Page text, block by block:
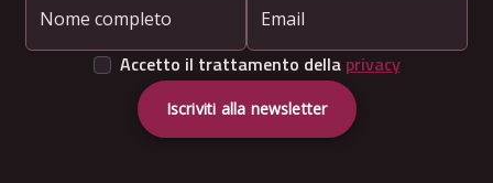
Nome completo Email
Accetto il trattamento della privacy
Iscriviti alla newsletter